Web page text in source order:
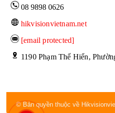
08 9898 0626
hikvisionvietnam.net
[email protected]
1190 Phạm Thế Hiển,
© Bản quyền thuộc về